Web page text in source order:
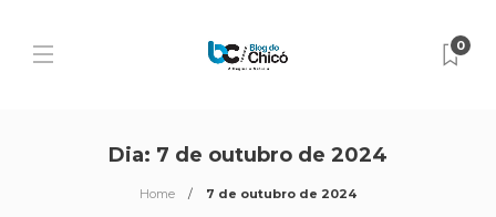
0
Dia: 7 de outubro de 2024
Home 7 de outubro de 2024